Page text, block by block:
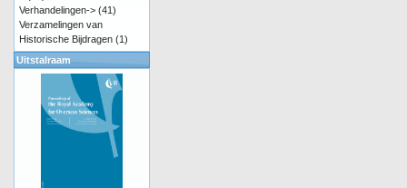
Verhandelingen-> (41)
Verzamelingen van
Historische Bijdragen (1)
Uitstalraam